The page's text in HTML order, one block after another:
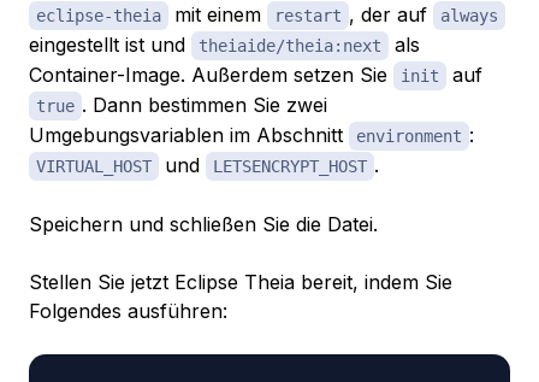
eclipse-theia mit einem restart , der auf always
eingestellt ist und theiaide/theia:next
als
Container-Image. Außerdem setzen Sie
init auf
true . Dann bestimmen Sie zwei
Umgebungsvariablen im Abschnitt
environment :
VIRTUAL_HOST und LETSENCRYPT_HOST .
Speichern und schließen Sie die Datei.
Stellen Sie jetzt Eclipse Theia bereit, indem Sie
Folgendes ausführen: